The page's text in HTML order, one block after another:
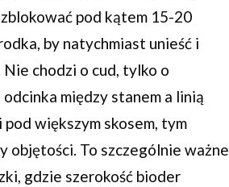
pod kątem 15-20
by natychmiast unieść i
chodzi o cud, tylko o
między stanem a linią
większym skosem, tym
objętości. To szczególnie ważne
gdzie szerokość bioder